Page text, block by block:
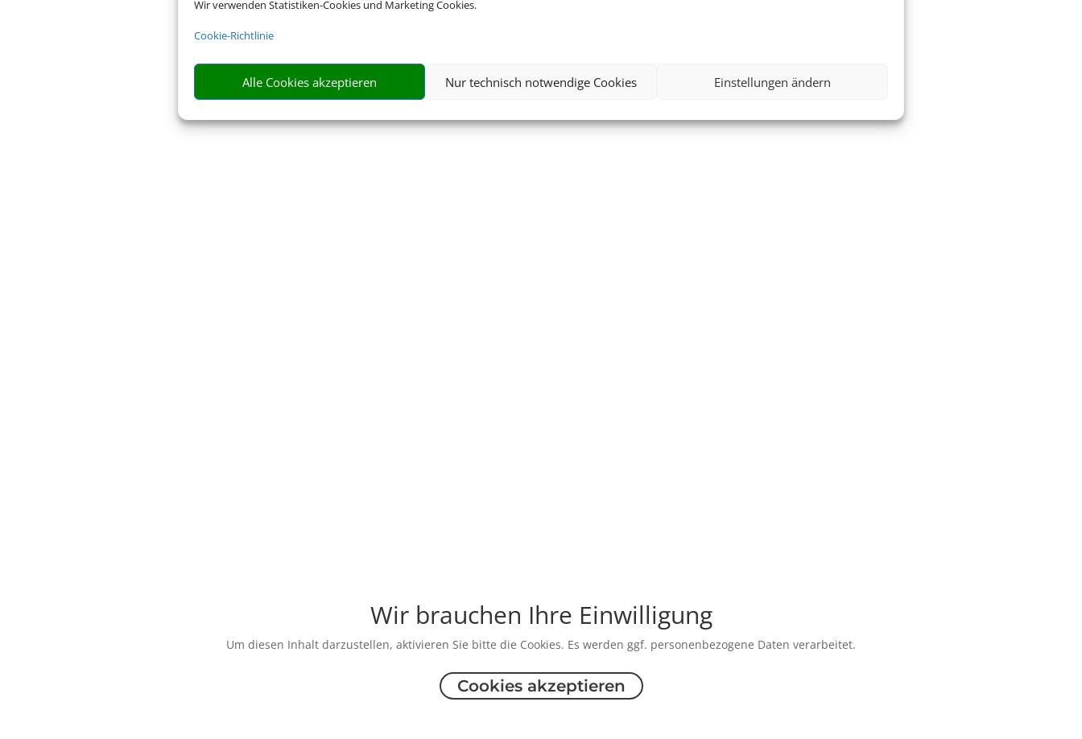
Wir verwenden Statistiken-Cookies und Marketing Cookies.
Cookie-Richtlinie
Alle Cookies akzeptieren Nur technisch notwendige Cookies Einstellungen ändern
Wir brauchen Ihre Einwilligung
Um diesen Inhalt darzustellen, aktivieren Sie bitte die Cookies. Es werden ggf. personenbezogene Daten verarbeitet.
Cookies akzeptieren